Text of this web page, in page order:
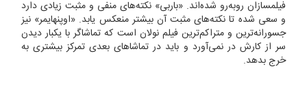
فیلمسازان روبه‌رو شده‌اند. «باربی» نکته‌های منفی و مثبت زیادی دارد
و سعی شده تا نکته‌های مثبت آن بیشتر منعکس یابد. «اوپنهایمر» نیز
جسورانه‌ترین و متراکم‌ترین فیلم نولان است که تماشاگر با یکبار دیدن
سر از کارش در نمی‌آورد و باید در تماشاهای بعدی تمرکز بیشتری به
خرج بدهد.